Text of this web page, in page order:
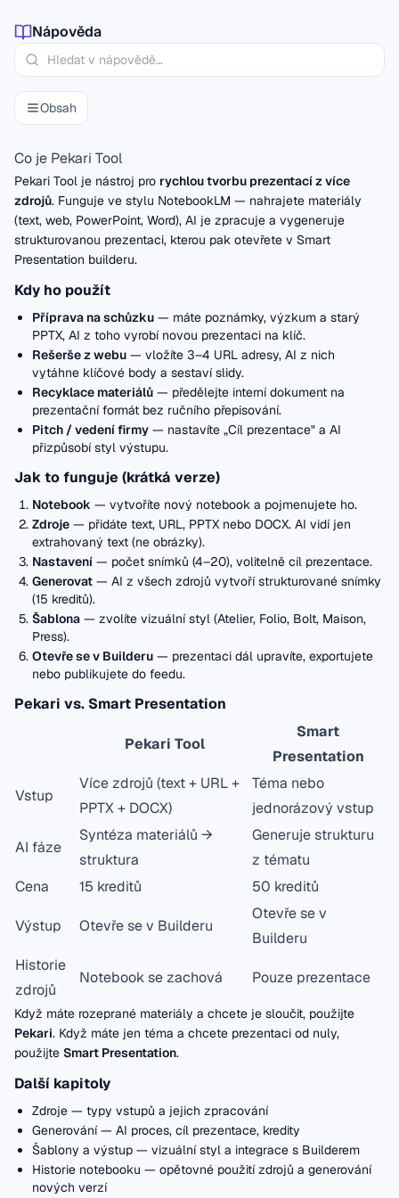
Nápověda
Obsah
Co je Pekari Tool
Pekari Tool je nástroj pro rychlou tvorbu prezentací z více
zdrojů. Funguje ve stylu NotebookLM — nahrajete materiály
(text, web, PowerPoint, Word), AI je zpracuje a vygeneruje
strukturovanou prezentaci, kterou pak otevřete v Smart
Presentation builderu.
Kdy ho použít
Příprava na schůzku — máte poznámky, výzkum a starý
PPTX, AI z toho vyrobí novou prezentaci na klíč.
Rešerše z webu — vložíte 3–4 URL adresy, AI z nich
vytáhne klíčové body a sestaví slidy.
Recyklace materiálů — předělejte interní dokument na
prezentační formát bez ručního přepisování.
Pitch / vedení firmy — nastavíte „Cíl prezentace" a AI
přizpůsobí styl výstupu.
Jak to funguje (krátká verze)
Notebook — vytvoříte nový notebook a pojmenujete ho.
Zdroje — přidáte text, URL, PPTX nebo DOCX. AI vidí jen
extrahovaný text (ne obrázky).
Nastavení — počet snímků (4–20), volitelně cíl prezentace.
Generovat — AI z všech zdrojů vytvoří strukturované snímky
(15 kreditů).
Šablona — zvolíte vizuální styl (Atelier, Folio, Bolt, Maison,
Press).
Otevře se v Builderu — prezentaci dál upravíte, exportujete
nebo publikujete do feedu.
Pekari vs. Smart Presentation
Pekari Tool
Smart
Presentation
Vstup
Více zdrojů (text + URL +
PPTX + DOCX)
Téma nebo
jednorázový vstup
AI fáze
Syntéza materiálů →
struktura
Generuje strukturu
z tématu
Cena
15 kreditů 50 kreditů
Výstup Otevře se v Builderu
Otevře se v
Builderu
Historie
zdrojů
Notebook se zachová Pouze prezentace
Když máte rozeprané materiály a chcete je sloučit, použijte
Pekari. Když máte jen téma a chcete prezentaci od nuly,
použijte Smart Presentation.
Další kapitoly
Zdroje — typy vstupů a jejich zpracování
Generování — AI proces, cíl prezentace, kredity
Šablony a výstup — vizuální styl a integrace s Builderem
Historie notebooku — opětovné použití zdrojů a generování
nových verzí